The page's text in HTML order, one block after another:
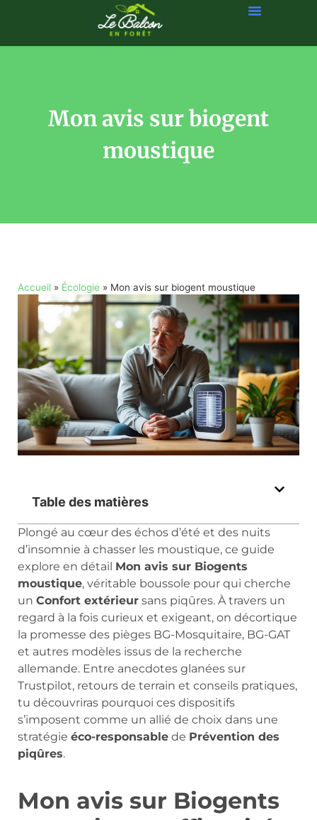
Mon avis sur biogent
moustique​
Accueil » Écologie » Mon avis sur biogent moustique​
Table des matières
Plongé au cœur des échos d’été et des nuits
d’insomnie à chasser les mous­tique, ce guide
explore en détail Mon avis sur Biogents
moustique, véritable boussole pour qui cherche
un Confort extérieur sans piqûres. À travers un
regard à la fois curieux et exigeant, on décortique
la promesse des pièges BG-Mosquitaire, BG-GAT
et autres modèles issus de la recherche
allemande. Entre anecdotes glanées sur
Trustpilot, retours de terrain et conseils pratiques,
tu découvriras pourquoi ces dispositifs
s’imposent comme un allié de choix dans une
stratégie éco-responsable de Prévention des
piqûres.
Mon avis sur Biogents